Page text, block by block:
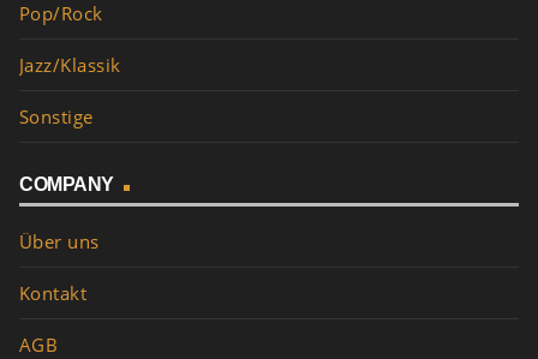
Pop/Rock
Jazz/Klassik
Sonstige
COMPANY
Über uns
Kontakt
AGB